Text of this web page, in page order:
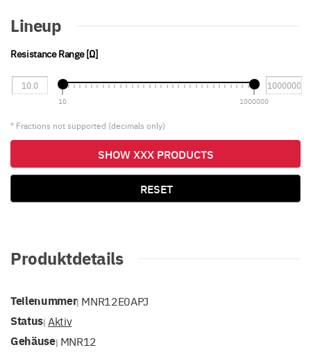
Lineup
Resistance Range [Ω]
10 1000000
* Fractions not supported (decimals only)
SHOW XXX PRODUCTS
RESET
Produktdetails
Teilenummer| MNR12E0APJ
Status| Aktiv
Gehäuse| MNR12